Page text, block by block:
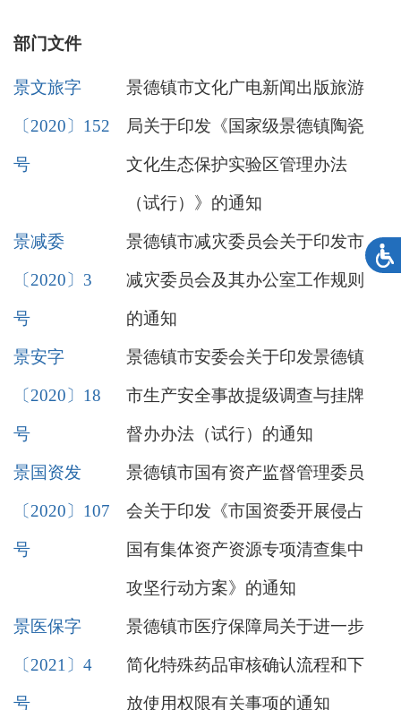
部门文件
景文旅字
〔2020〕152
号
景德镇市文化广电新闻出版旅游
局关于印发《国家级景德镇陶瓷
文化生态保护实验区管理办法
（试行）》的通知
景减委
〔2020〕3
号
景德镇市减灾委员会关于印发市
减灾委员会及其办公室工作规则
的通知
景安字
〔2020〕18
号
景德镇市安委会关于印发景德镇
市生产安全事故提级调查与挂牌
督办办法（试行）的通知
景国资发
〔2020〕107
号
景德镇市国有资产监督管理委员
会关于印发《市国资委开展侵占
国有集体资产资源专项清查集中
攻坚行动方案》的通知
景医保字
〔2021〕4
号
景德镇市医疗保障局关于进一步
简化特殊药品审核确认流程和下
放使用权限有关事项的通知